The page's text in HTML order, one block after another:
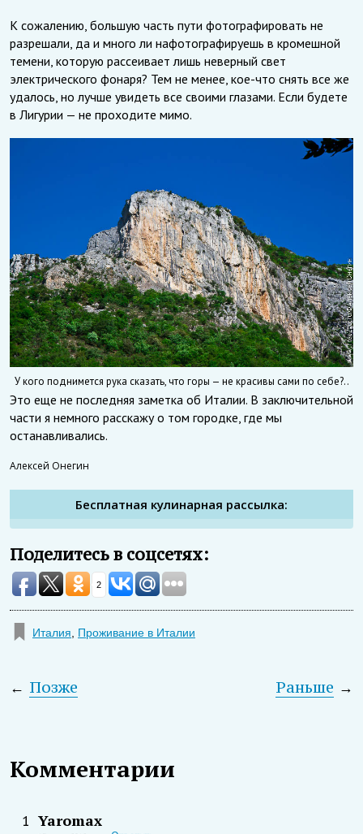
К сожалению, большую часть пути фотографировать не
разрешали, да и много ли нафотографируешь в кромешной
темени, которую рассеивает лишь неверный свет
электрического фонаря? Тем не менее, кое-что снять все же
удалось, но лучше увидеть все своими глазами. Если будете
в Лигурии — не проходите мимо.
У кого поднимется рука сказать, что горы — не красивы сами по себе?..
Это еще не последняя заметка об Италии. В заключительной
части я немного расскажу о том городке, где мы
останавливались.
Алексей Онегин
Бесплатная кулинарная рассылка:
Поделитесь в соцсетях:
2
Италия, Проживание в Италии
← Позже →
Раньше
Комментарии
1 Yaromax